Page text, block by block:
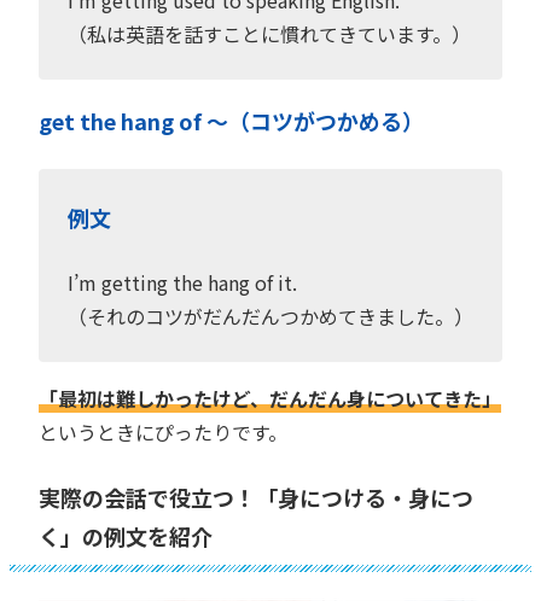
（私は英語を話すことに慣れてきています。）
get the hang of 〜（コツがつかめる）
例文
I’m getting the hang of it.
（それのコツがだんだんつかめてきました。）
「最初は難しかったけど、だんだん身についてきた」
というときにぴったりです。
実際の会話で役立つ！「身につける・身につ
く」の例文を紹介